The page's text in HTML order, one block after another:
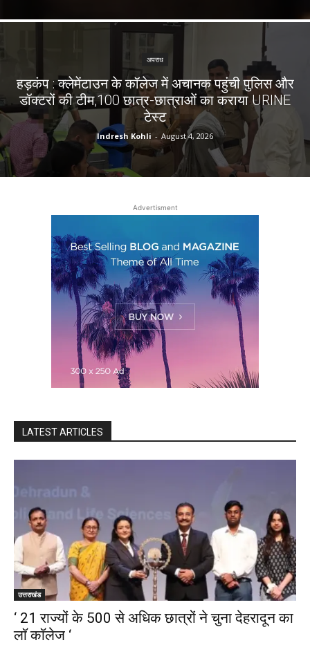
अपराध
हड़कंप : क्लेमेंटाउन के कॉलेज में अचानक पहुंची पुलिस और
डॉक्टरों की टीम,100 छात्र-छात्राओं का कराया URINE
टेस्ट
Indresh Kohli - August 4, 2026
Advertisment
LATEST ARTICLES
उत्तराखंड
‘ 21 राज्यों के 500 से अधिक छात्रों ने चुना देहरादून का
लाॅ काॅलेज ‘